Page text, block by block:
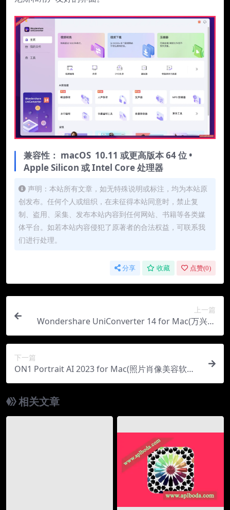
兼容性： macOS 10.11 或更高版本 64 位 •
Apple Silicon 或 Intel Core 处理器
声明：本站所有文章，如无特殊说明或标注，均为本站原
创发布。任何个人或组织，在未征得本站同意时，禁止复
制、盗用、采集、发布本站内容到任何网站、书籍等各类媒
体平台。如若本站内容侵犯了原著者的合法权益，可联系我
们进行处理。
分享 收藏 点赞(0)
上一篇
Wondershare UniConverter 14 for Mac(万兴全
能视频格式转换器)v14.2.9中文版
下一篇
ON1 Portrait AI 2023 for Mac(照片肖像美容软件)
v17.1中文版
相关文章